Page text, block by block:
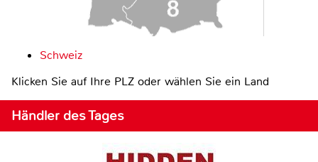
Schweiz
Klicken Sie auf Ihre PLZ oder wählen Sie ein Land
Händler des Tages